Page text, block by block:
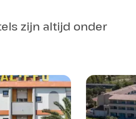
zijn altijd onder
je zelf online
je bij de
zullen worden